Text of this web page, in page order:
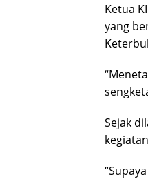
Ketua
yang
Sejak